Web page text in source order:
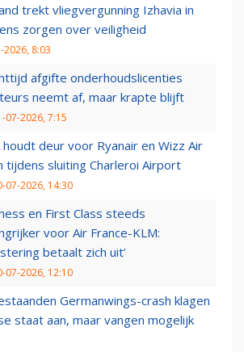
trekt vliegvergunning Izhavia in
zorgen over veiligheid
2026, 8:03
afgifte onderhoudslicenties
neemt af, maar krapte blijft
07-2026, 7:15
houdt deur voor Ryanair en Wizz Air
tijdens sluiting Charleroi Airport
07-2026, 14:30
en First Class steeds
voor Air France-KLM:
betaalt zich uit’
07-2026, 12:10
Germanwings-crash klagen
staat aan, maar vangen mogelijk